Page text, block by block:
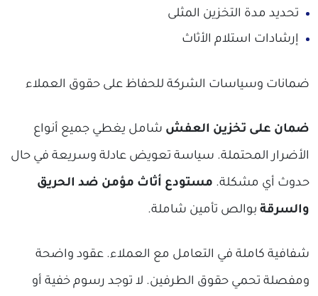
تحديد مدة التخزين المثلى
إرشادات استلام الأثاث
ضمانات وسياسات الشركة للحفاظ على حقوق العملاء
ضمان على تخزين العفش شامل يغطي جميع أنواع
الأضرار المحتملة. سياسة تعويض عادلة وسريعة في حال
حدوث أي مشكلة. مستودع أثاث مؤمن ضد الحريق
والسرقة بوالص تأمين شاملة.
شفافية كاملة في التعامل مع العملاء. عقود واضحة
ومفصلة تحمي حقوق الطرفين. لا توجد رسوم خفية أو